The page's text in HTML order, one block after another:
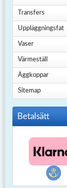
Transfers
Uppläggningsfat
Vaser
Värmeställ
Äggkoppar
Sitemap
Betalsätt